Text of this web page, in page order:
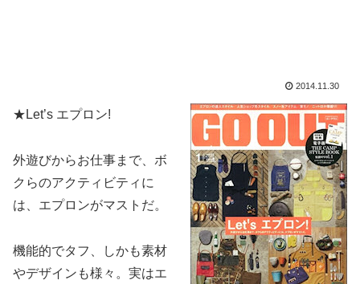
2014.11.30
★Let’s エプロン!
外遊びからお仕事まで、ボ
クらのアクティビティに
は、エプロンがマストだ。
機能的でタフ、しかも素材
やデザインも様々。実はエ